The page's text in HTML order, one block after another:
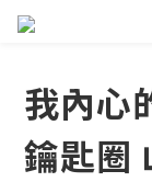
我內心
鑰匙圈